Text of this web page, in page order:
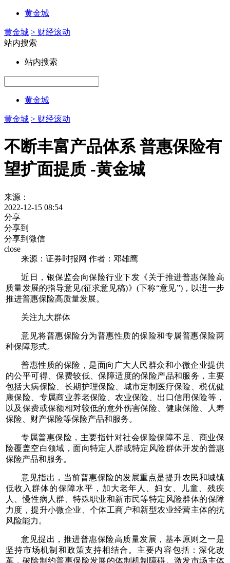
黄金城
黄金城 > 财经滚动
站内搜索
站内搜索
黄金城
黄金城 > 财经滚动
不断丰富产品体系 普惠保险有
望扩面提质 -黄金城
来源：
2022-12-15 08:54
分享
分享到
分享到微信
close
来源：证券时报网 作者：邓雄鹰
近日，银保监会向保险行业下发《关于推进普惠保险高
质量发展的指导意见(征求意见稿)》(下称“意见”)，以进一步
推进普惠保险高质量发展。
关注九大群体
意见将普惠保险分为普惠性质的保险和专属普惠保险两
种保障形式。
普惠性质的保险，是面向广大人民群众和小微企业提供
的公平可得、保费较低、保障适度的保险产品和服务，主要
包括大病保险、长期护理保险、城市定制医疗保险、税优健
康保险、专属商业养老保险、农业保险、出口信用保险等，
以及保费或保额相对较低的意外伤害保险、健康保险、人寿
保险、财产保险等保险产品和服务。
专属普惠保险，主要指针对社会保险保障不足、商业保
险覆盖空白领域，面向特定人群或特定风险群体开发的普惠
保险产品和服务。
意见指出，当前普惠保险的发展重点是提升农民和城镇
低收入群体的保障水平，加大老年人、妇女、儿童、残疾
人、慢性病人群、特殊职业和新市民等特定风险群体的保障
力度，提升小微企业、个体工商户和新型农业经营主体的抗
风险能力。
意见提出，推进普惠保险高质量发展，基本原则之一是
坚持市场机制和政策支持相结合。主要内容包括：深化改
革，破除制约普惠保险发展的体制机制障碍。激发市场主体